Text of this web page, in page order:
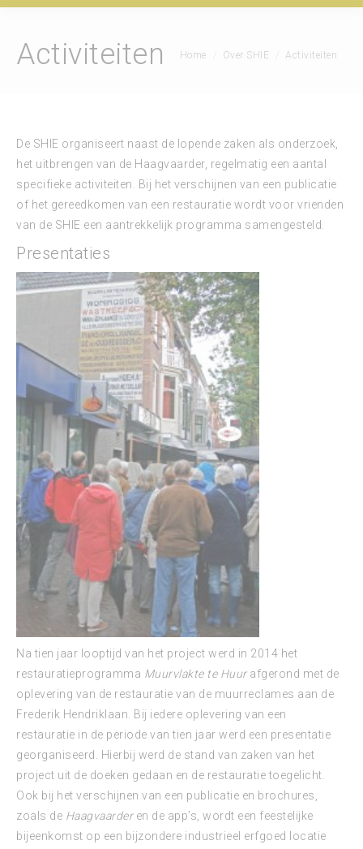
Activiteiten Je bent hier:
Home Over SHIE Activiteiten
De SHIE organiseert naast de lopende zaken als onderzoek,
het uitbrengen van de Haagvaarder, regelmatig een aantal
specifieke activiteiten.
Bij het verschijnen van een publicatie
of het gereedkomen van een restauratie wordt voor vrienden
van de SHIE een aantrekkelijk programma samengesteld.
Presentaties
Na tien jaar looptijd van het project werd in 2014 het
restauratieprogramma Muurvlakte te Huurafgerond met de
oplevering van de restauratie van de muurreclames aan de
Frederik Hendriklaan. Bij iedere oplevering van een
restauratie in de periode van tien jaar werd een presentatie
georganiseerd. Hierbij werd de stand van zaken van het
project uit de doeken gedaan en de restauratie toegelicht.
Ook bij het verschijnen van een publicatie en brochures,
zoals de Haagvaarderen de app’s, wordt een feestelijke
bijeenkomst op een bijzondere industrieel erfgoed locatie